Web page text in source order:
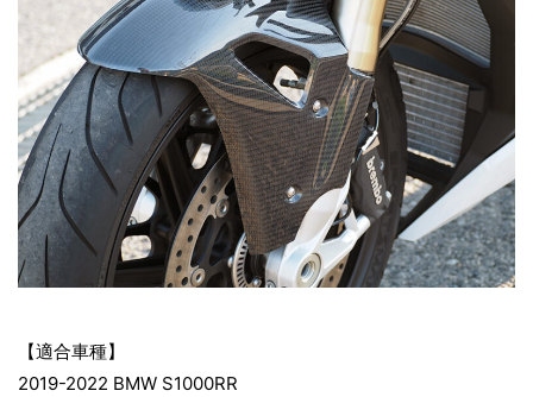
【適合車種】
2019-2022 BMW S1000RR